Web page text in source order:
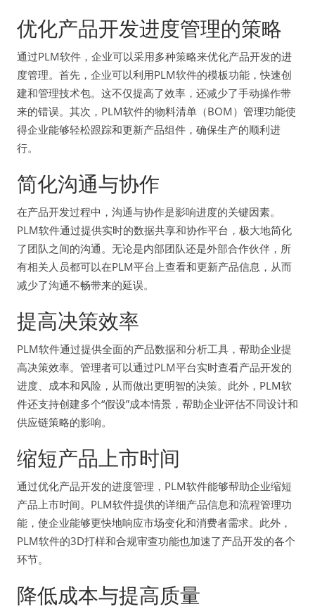
优化产品开发进度管理的策略
通过PLM软件，企业可以采用多种策略来优化产品开发的进
度管理。首先，企业可以利用PLM软件的模板功能，快速创
建和管理技术包。这不仅提高了效率，还减少了手动操作带
来的错误。其次，PLM软件的物料清单（BOM）管理功能使
得企业能够轻松跟踪和更新产品组件，确保生产的顺利进
行。
简化沟通与协作
在产品开发过程中，沟通与协作是影响进度的关键因素。
PLM软件通过提供实时的数据共享和协作平台，极大地简化
了团队之间的沟通。无论是内部团队还是外部合作伙伴，所
有相关人员都可以在PLM平台上查看和更新产品信息，从而
减少了沟通不畅带来的延误。
提高决策效率
PLM软件通过提供全面的产品数据和分析工具，帮助企业提
高决策效率。管理者可以通过PLM平台实时查看产品开发的
进度、成本和风险，从而做出更明智的决策。此外，PLM软
件还支持创建多个“假设”成本情景，帮助企业评估不同设计和
供应链策略的影响。
缩短产品上市时间
通过优化产品开发的进度管理，PLM软件能够帮助企业缩短
产品上市时间。PLM软件提供的详细产品信息和流程管理功
能，使企业能够更快地响应市场变化和消费者需求。此外，
PLM软件的3D打样和合规审查功能也加速了产品开发的各个
环节。
降低成本与提高质量